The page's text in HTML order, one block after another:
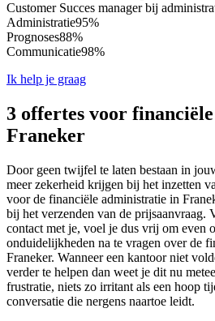
Customer Succes manager bij
Administratie95%
Prognoses88%
Communicatie98%
Ik help je graag
3 offertes voor
Franeker
Door geen twijfel te laten bestaan in
meer zekerheid krijgen bij het inzetten
voor de financiële administratie in
bij het verzenden van de prijsaanvraag.
contact met je, voel je dus vrij om even
onduidelijkheden na te vragen over de
Franeker. Wanneer een kantoor niet
verder te helpen dan weet je dit nu
frustratie, niets zo irritant als een hoop
conversatie die nergens naartoe leidt.